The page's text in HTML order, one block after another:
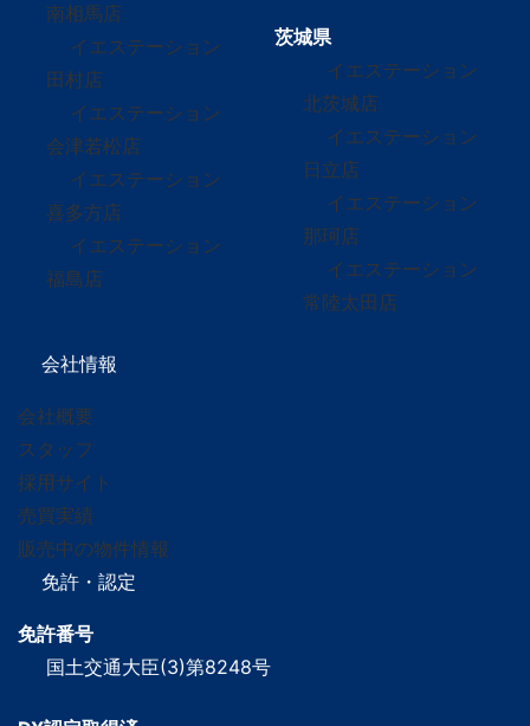
南相馬店
イエステーション
田村店
イエステーション
会津若松店
イエステーション
喜多方店
イエステーション
福島店
茨城県
イエステーション
北茨城店
イエステーション
日立店
イエステーション
那珂店
イエステーション
常陸太田店
会社情報
会社概要
スタッフ
採用サイト
売買実績
販売中の物件情報
免許・認定
免許番号
国土交通大臣(3)第8248号